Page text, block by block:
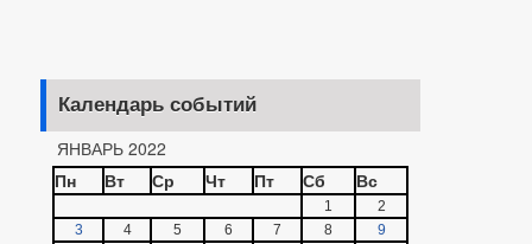
Календарь событий
ЯНВАРЬ 2022
Пн
Вт Ср Чт Пт Сб Вс
1
2
3
4 5 6 7 8
9